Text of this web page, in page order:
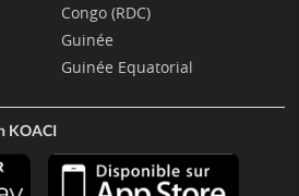
Congo (RDC)
Guinée
Guinée Equatorial
KOACI